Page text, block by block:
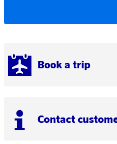
Book a trip
Contact